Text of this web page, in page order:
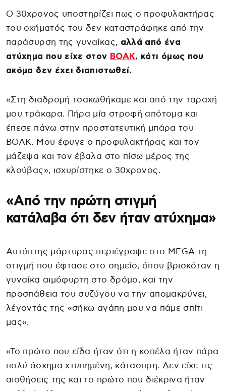
Ο 30χρονος υποστηρίζει πως ο προφυλακτήρας
του οχήματός του δεν καταστράφηκε από την
παράσυρση της γυναίκας, αλλά από ένα
ατύχημα που είχε στον ΒΟΑΚ, κάτι όμως που
ακόμα δεν έχει διαπιστωθεί.
«Στη διαδρομή τσακωθήκαμε και από την ταραχή
μου τράκαρα. Πήρα μία στροφή απότομα και
έπεσε πάνω στην προστατευτική μπάρα του
ΒΟΑΚ. Μου έφυγε ο προφυλακτήρας και τον
μάζεψα και τον έβαλα στο πίσω μέρος της
κλούβας», ισχυρίστηκε ο 30χρονος.
«Από την πρώτη στιγμή
κατάλαβα ότι δεν ήταν ατύχημα»
Αυτόπτης μάρτυρας περιέγραψε στο MEGA τη
στιγμή που έφτασε στο σημείο, όπου βρισκόταν η
γυναίκα αιμόφυρτη στο δρόμο, και την
προσπάθεια του συζύγου να την απομακρύνει,
λέγοντάς της «σήκω αγάπη μου να πάμε σπίτι
μας».
«Το πρώτο που είδα ήταν ότι η κοπέλα ήταν πάρα
πολύ άσχημα χτυπημένη, κάτασπρη. Δεν είχε τις
αισθήσεις της και το πρώτο που διέκρινα ήταν